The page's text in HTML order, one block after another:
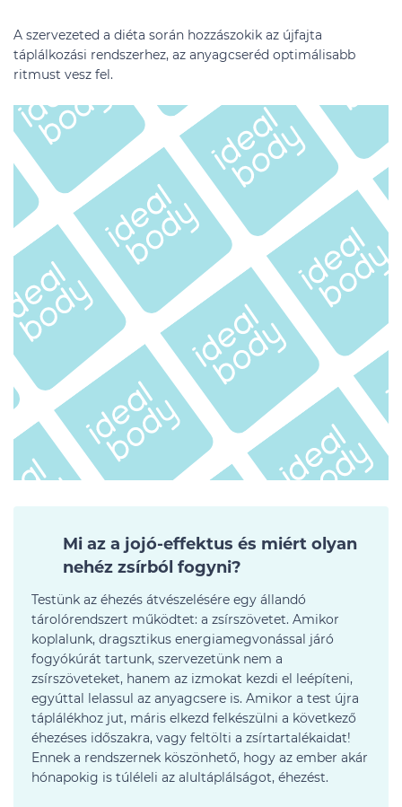
A szervezeted a diéta során hozzászokik az újfajta
táplálkozási rendszerhez, az anyagcseréd optimálisabb
ritmust vesz fel.
Mi az a jojó-effektus és miért olyan
nehéz zsírból fogyni?
Testünk az éhezés átvészelésére egy állandó
tárolórendszert működtet: a zsírszövetet. Amikor
koplalunk, dragsztikus energiamegvonással járó
fogyókúrát tartunk, szervezetünk nem a
zsírszöveteket, hanem az izmokat kezdi el leépíteni,
egyúttal lelassul az anyagcsere is. Amikor a test újra
táplálékhoz jut, máris elkezd felkészülni a következő
éhezéses időszakra, vagy feltölti a zsírtartalékaidat!
Ennek a rendszernek köszönhető, hogy az ember akár
hónapokig is túléleli az alultáplálságot, éhezést.